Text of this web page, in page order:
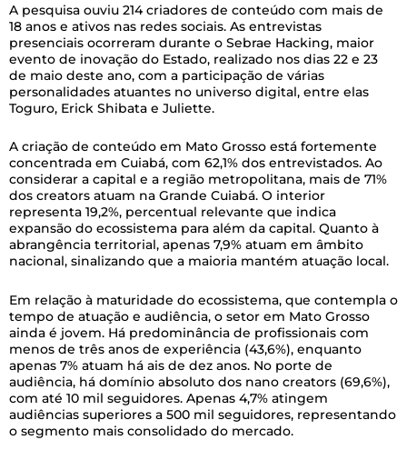
A pesquisa ouviu 214 criadores de conteúdo com mais de
18 anos e ativos nas redes sociais. As entrevistas
presenciais ocorreram durante o Sebrae Hacking, maior
evento de inovação do Estado, realizado nos dias 22 e 23
de maio deste ano, com a participação de várias
personalidades atuantes no universo digital, entre elas
Toguro, Erick Shibata e Juliette.
A criação de conteúdo em Mato Grosso está fortemente
concentrada em Cuiabá, com 62,1% dos entrevistados. Ao
considerar a capital e a região metropolitana, mais de 71%
dos creators atuam na Grande Cuiabá. O interior
representa 19,2%, percentual relevante que indica
expansão do ecossistema para além da capital. Quanto à
abrangência territorial, apenas 7,9% atuam em âmbito
nacional, sinalizando que a maioria mantém atuação local.
Em relação à maturidade do ecossistema, que contempla o
tempo de atuação e audiência, o setor em Mato Grosso
ainda é jovem. Há predominância de profissionais com
menos de três anos de experiência (43,6%), enquanto
apenas 7% atuam há ais de dez anos. No porte de
audiência, há domínio absoluto dos nano creators (69,6%),
com até 10 mil seguidores. Apenas 4,7% atingem
audiências superiores a 500 mil seguidores, representando
o segmento mais consolidado do mercado.